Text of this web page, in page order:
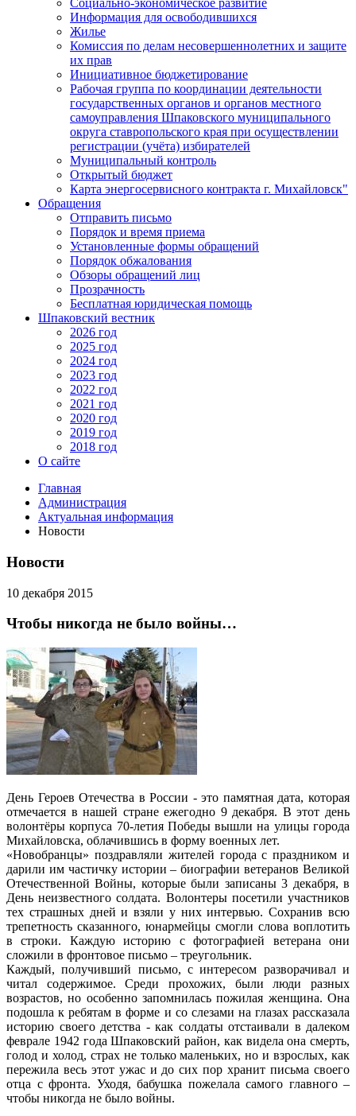
Социально-экономическое развитие
Информация для освободившихся
Жилье
Комиссия по делам несовершеннолетних и защите
их прав
Инициативное бюджетирование
Рабочая группа по координации деятельности
государственных органов и органов местного
самоуправления Шпаковского муниципального
округа ставропольского края при осуществлении
регистрации (учёта) избирателей
Муниципальный контроль
Открытый бюджет
Карта энергосервисного контракта г. Михайловск"
Обращения
Отправить письмо
Порядок и время приема
Установленные формы обращений
Порядок обжалования
Обзоры обращений лиц
Прозрачность
Бесплатная юридическая помощь
Шпаковский вестник
2026 год
2025 год
2024 год
2023 год
2022 год
2021 год
2020 год
2019 год
2018 год
О сайте
Главная
Администрация
Актуальная информация
Новости
Новости
10 декабря 2015
Чтобы никогда не было войны…
День Героев Отечества в России - это памятная дата, которая
отмечается в нашей стране ежегодно 9 декабря. В этот день
волонтёры корпуса 70-летия Победы вышли на улицы города
Михайловска, облачившись в форму военных лет.
«Новобранцы» поздравляли жителей города с праздником и
дарили им частичку истории – биографии ветеранов Великой
Отечественной Войны, которые были записаны 3 декабря, в
День неизвестного солдата. Волонтеры посетили участников
тех страшных дней и взяли у них интервью. Сохранив всю
трепетность сказанного, юнармейцы смогли слова воплотить
в строки. Каждую историю с фотографией ветерана они
сложили в фронтовое письмо – треугольник.
Каждый, получивший письмо, с интересом разворачивал и
читал содержимое. Среди прохожих, были люди разных
возрастов, но особенно запомнилась пожилая женщина. Она
подошла к ребятам в форме и со слезами на глазах рассказала
историю своего детства - как солдаты отстаивали в далеком
феврале 1942 года Шпаковский район, как видела она смерть,
голод и холод, страх не только маленьких, но и взрослых, как
пережила весь этот ужас и до сих пор хранит письма своего
отца с фронта. Уходя, бабушка пожелала самого главного –
чтобы никогда не было войны.